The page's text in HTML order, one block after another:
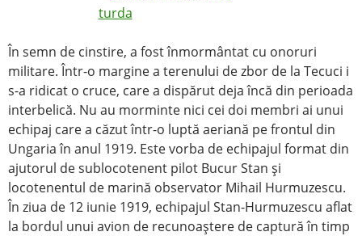
În semn de cinstire, a fost înmormântat cu onoruri
militare. Într-o margine a terenului de zbor de la Tecuci i
s-a ridicat o cruce, care a dispărut deja încă din perioada
interbelică. Nu au morminte nici cei doi membri ai unui
echipaj care a căzut într-o luptă aeriană pe frontul din
Ungaria în anul 1919. Este vorba de echipajul format din
ajutorul de sublocotenent pilot Bucur Stan şi
locotenentul de marină observator Mihail Hurmuzescu.
În ziua de 12 iunie 1919, echipajul Stan-Hurmuzescu aflat
la bordul unui avion de recunoaştere de captură în timp